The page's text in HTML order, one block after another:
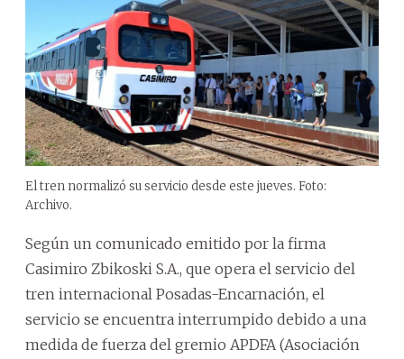
El tren normalizó su servicio desde este jueves. Foto:
Archivo.
Según un comunicado emitido por la firma
Casimiro Zbikoski S.A., que opera el servicio del
tren internacional Posadas-Encarnación, el
servicio se encuentra interrumpido debido a una
medida de fuerza del gremio APDFA (Asociación